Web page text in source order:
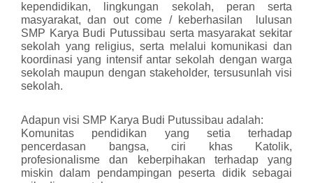
kependidikan, lingkungan sekolah, peran serta
masyarakat, dan out come / keberhasilan lulusan
SMP Karya Budi Putussibau serta masyarakat sekitar
sekolah yang religius, serta melalui komunikasi dan
koordinasi yang intensif antar sekolah dengan warga
sekolah maupun dengan stakeholder, tersusunlah visi
sekolah.
Adapun visi SMP Karya Budi Putussibau adalah:
Komunitas pendidikan yang setia terhadap
pencerdasan bangsa, ciri khas Katolik,
profesionalisme dan keberpihakan terhadap yang
miskin dalam pendampingan peserta didik sebagai